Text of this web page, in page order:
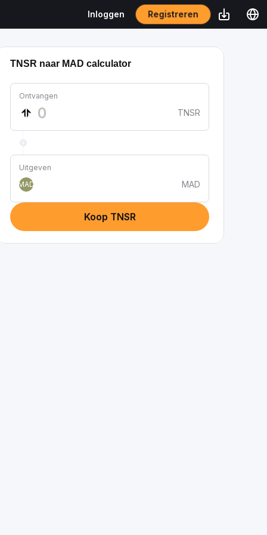
Inloggen Registreren
TNSR naar MAD calculator
Ontvangen
TNSR
Uitgeven
MAD
MAD
Koop TNSR